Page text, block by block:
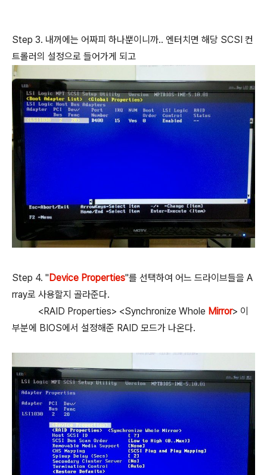
Step 3. 내꺼에는 어짜피 하나뿐이니까.. 엔터치면 해당 SCSI 컨
트롤러의 설정으로 들어가게 되고
Step 4. "Device Properties"를 선택하여 어느 드라이브들을 A
rray로 사용할지 골라준다.
<RAID Properties> <Synchronize Whole Mirror> 이
부분에 BIOS에서 설정해준 RAID 모드가 나온다.